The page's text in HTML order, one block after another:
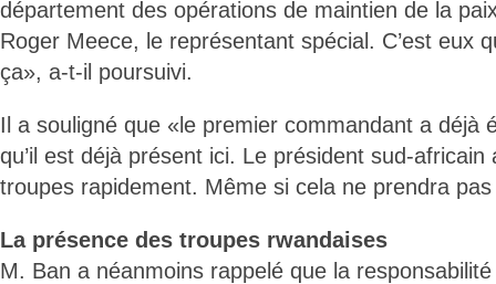
département des opérations de maintien de la
Roger Meece, le représentant spécial. C’est eux
ça», a-t-il poursuivi.
Il a souligné que «le premier commandant a déjà
qu’il est déjà présent ici. Le président sud-africain
troupes rapidement. Même si cela ne prendra
La présence des troupes rwandaises
M. Ban a néanmoins rappelé que la